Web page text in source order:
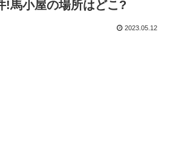
!馬小屋の場所はどこ?
2023.05.12